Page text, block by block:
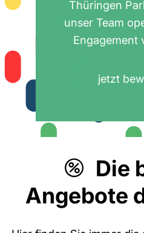
Thüringen
unser Team
Engagement
jetzt
Die
Angebote